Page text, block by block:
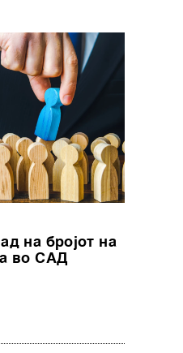
на бројот на
во САД